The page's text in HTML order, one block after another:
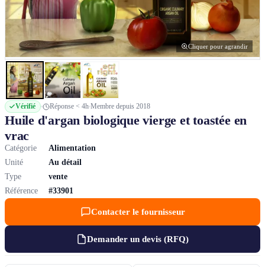
Cliquer pour agrandir
Vérifié Réponse < 4h Membre depuis 2018
Huile d'argan biologique vierge et toastée en
vrac
Catégorie
Alimentation
Unité
Au détail
Type
vente
Référence
#33901
Contacter le fournisseur
Demander un devis (RFQ)